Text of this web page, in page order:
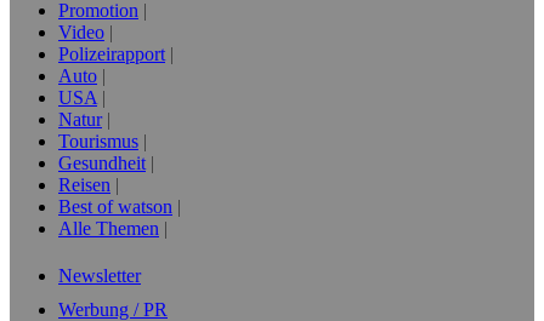
Promotion
Video
Polizeirapport
Auto
USA
Natur
Tourismus
Gesundheit
Reisen
Best of watson
Alle Themen
Newsletter
Werbung / PR